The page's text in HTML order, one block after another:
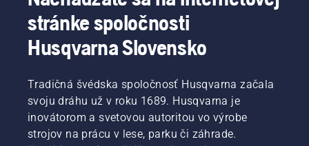
stránke spoločnosti
Husqvarna Slovensko
Tradičná švédska spoločnosť Husqvarna začala
svoju dráhu už v roku 1689. Husqvarna je
inovátorom a svetovou autoritou vo výrobe
strojov na prácu v lese, parku či záhrade.